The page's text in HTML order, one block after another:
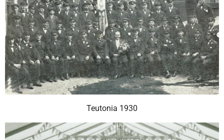
Teutonia 1930